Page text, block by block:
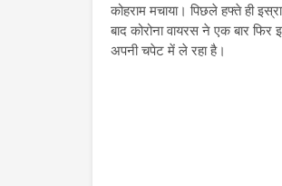
कोहराम मचाया। पिछले हफ्ते ही
बाद कोरोना वायरस ने एक बार
अपनी चपेट में ले रहा है।